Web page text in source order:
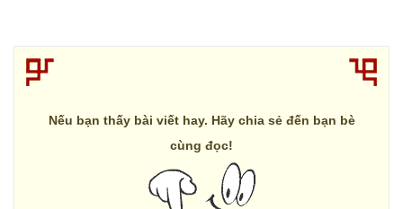
Nếu bạn thấy bài viết hay. Hãy chia sẻ đến bạn bè
cùng đọc!